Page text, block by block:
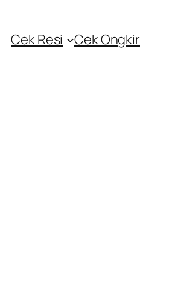
Cek Resi Cek Ongkir